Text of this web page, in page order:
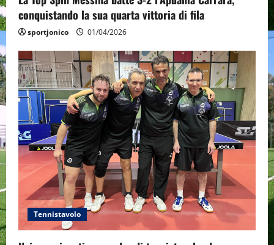
conquistando la sua quarta vittoria di fila
sportjonico 01/04/2026
Tennistavolo